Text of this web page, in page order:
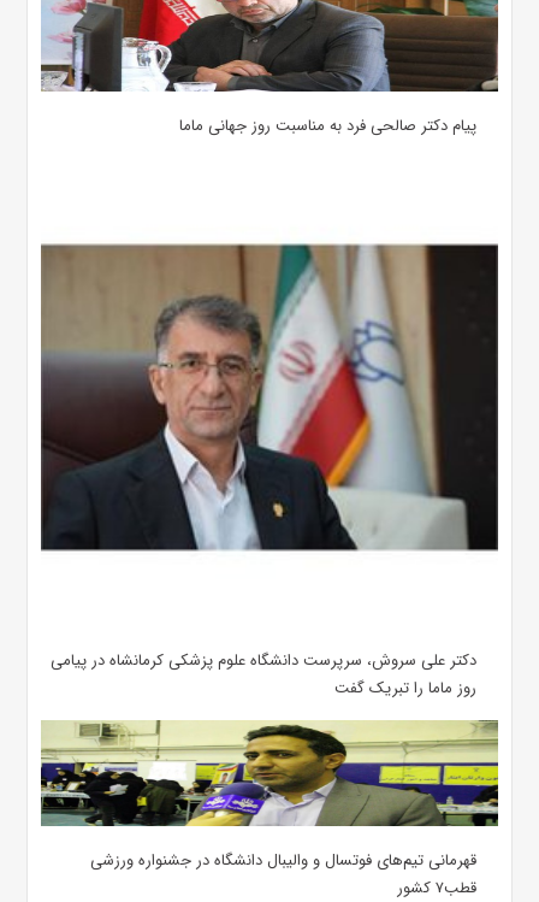
پیام دکتر صالحی فرد به مناسبت روز جهانی ماما
دکتر علی سروش، سرپرست دانشگاه علوم پزشکی کرمانشاه در پیامی
روز ماما را تبریک گفت
قهرمانی تیم‌های فوتسال و والیبال دانشگاه در جشنواره ورزشی
قطب۷ کشور